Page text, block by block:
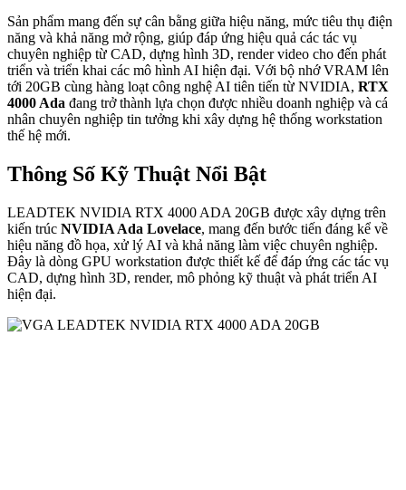
Sản phẩm mang đến sự cân bằng giữa hiệu năng, mức tiêu thụ điện
năng và khả năng mở rộng, giúp đáp ứng hiệu quả các tác vụ
chuyên nghiệp từ CAD, dựng hình 3D, render video cho đến phát
triển và triển khai các mô hình AI hiện đại. Với bộ nhớ VRAM lên
tới 20GB cùng hàng loạt công nghệ AI tiên tiến từ NVIDIA, RTX
4000 Ada đang trở thành lựa chọn được nhiều doanh nghiệp và cá
nhân chuyên nghiệp tin tưởng khi xây dựng hệ thống workstation
thế hệ mới.
Thông Số Kỹ Thuật Nổi Bật
LEADTEK NVIDIA RTX 4000 ADA 20GB được xây dựng trên
kiến trúc NVIDIA Ada Lovelace, mang đến bước tiến đáng kể về
hiệu năng đồ họa, xử lý AI và khả năng làm việc chuyên nghiệp.
Đây là dòng GPU workstation được thiết kế để đáp ứng các tác vụ
CAD, dựng hình 3D, render, mô phỏng kỹ thuật và phát triển AI
hiện đại.